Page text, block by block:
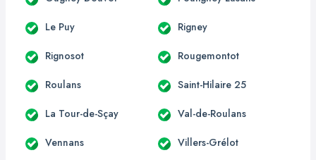
Le Puy Rigney
Rignosot Rougemontot
Roulans Saint-Hilaire 25
La Tour-de-Sçay Val-de-Roulans
Vennans Villers-Grélot